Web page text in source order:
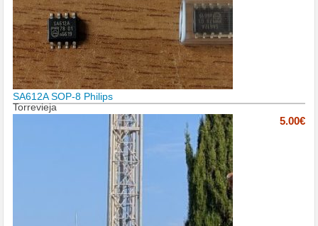
SA612A SOP-8 Philips
Torrevieja
5.00€